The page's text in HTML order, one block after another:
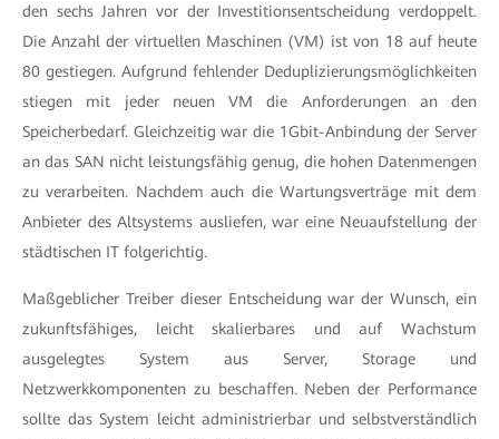
den sechs Jahren vor der Investitionsentscheidung verdoppelt.
Die Anzahl der virtuellen Maschinen (VM) ist von 18 auf heute
80 gestiegen. Aufgrund fehlender Deduplizierungsmöglichkeiten
stiegen mit jeder neuen VM die Anforderungen an den
Speicherbedarf. Gleichzeitig war die 1Gbit-Anbindung der Server
an das SAN nicht leistungsfähig genug, die hohen Datenmengen
zu verarbeiten. Nachdem auch die Wartungsverträge mit dem
Anbieter des Altsystems ausliefen, war eine Neuaufstellung der
städtischen IT folgerichtig.
Maßgeblicher Treiber dieser Entscheidung war der Wunsch, ein
zukunftsfähiges, leicht skalierbares und auf Wachstum
ausgelegtes System aus Server, Storage und
Netzwerkkomponenten zu beschaffen. Neben der Performance
sollte das System leicht administrierbar und selbstverständlich